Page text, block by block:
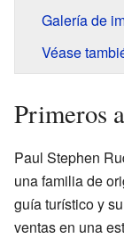
Galería de
Véase
Primeros
Paul Stephen
una familia de
guía turístico y
ventas en una